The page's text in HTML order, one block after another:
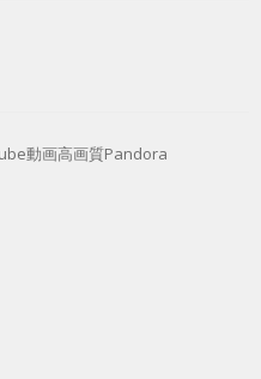
動画高画質Pandora